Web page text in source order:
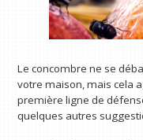
Le concombre ne se
votre maison, mais cela
première ligne de
quelques autres